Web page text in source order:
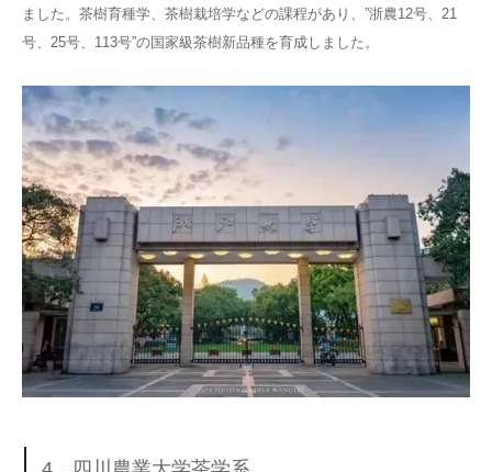
ました。茶樹育種学、茶樹栽培学などの課程があり、”浙農12号、21
号、25号、113号”の国家級茶樹新品種を育成しました。